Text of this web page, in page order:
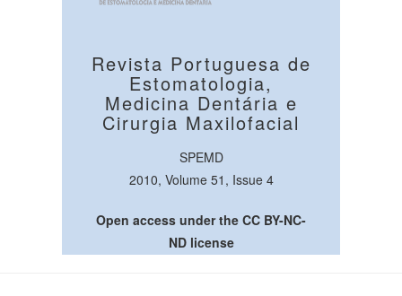
Revista Portuguesa de
Estomatologia,
Medicina Dentária e
Cirurgia Maxilofacial
SPEMD
2010, Volume 51, Issue 4
Open access under the CC BY-NC-
ND license